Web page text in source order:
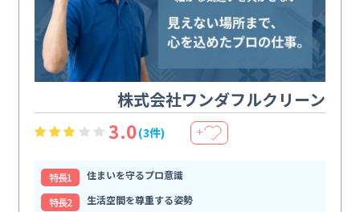
株式会社ワンダフルクリーン
3.0(3件) ＋
特⻑1
住まいを守るプロ意識
特⻑2
生活空間を尊重する姿勢